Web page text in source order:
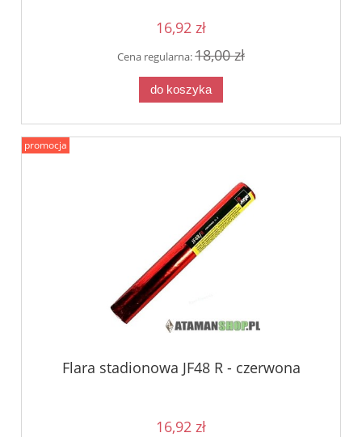
16,92 zł
Cena regularna:18,00 zł
do koszyka
Flara stadionowa JF48 R - czerwona
16,92 zł
promocja